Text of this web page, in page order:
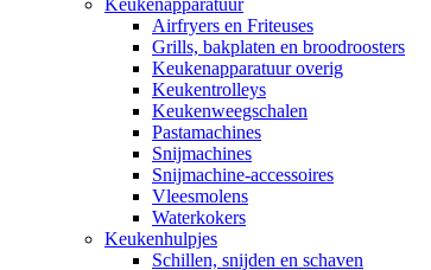
Keukenapparatuur
Airfryers en Friteuses
Grills, bakplaten en broodroosters
Keukenapparatuur overig
Keukentrolleys
Keukenweegschalen
Pastamachines
Snijmachines
Snijmachine-accessoires
Vleesmolens
Waterkokers
Keukenhulpjes
Schillen, snijden en schaven